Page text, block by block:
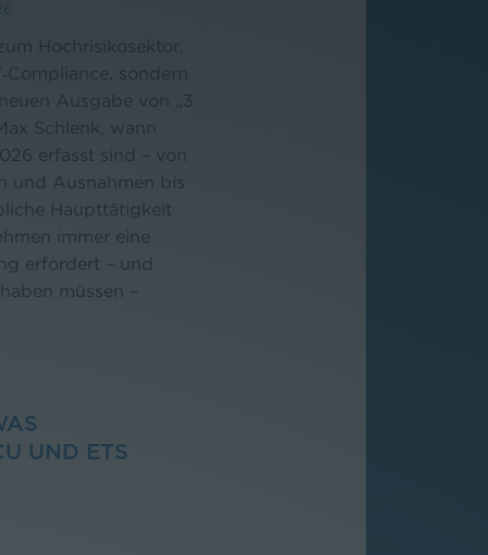
Hochrisikosektor.
sondern
Ausgabe von „3
Schlenk, wann
erfasst sind – von
und Ausnahmen bis
Haupttätigkeit
immer eine
erfordert – und
müssen –
UND ETS